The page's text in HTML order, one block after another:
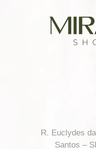
R. Euclydes
Santos –